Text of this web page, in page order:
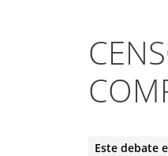
Este debate